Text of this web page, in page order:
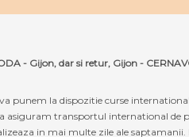
- Gijon, dar si retur, Gijon -
punem la dispozitie curse
asiguram transportul international
in mai multe zile ale